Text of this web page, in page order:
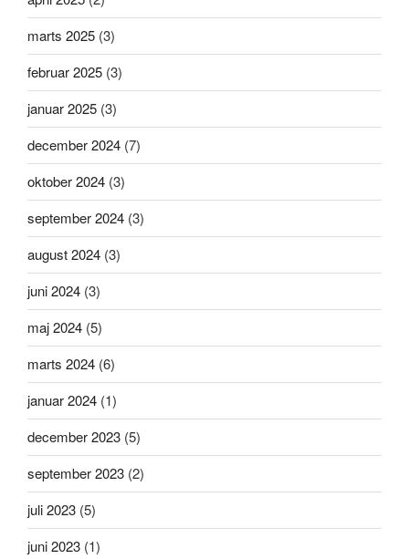
marts 2025 (3)
februar 2025 (3)
januar 2025 (3)
december 2024 (7)
oktober 2024 (3)
september 2024 (3)
august 2024 (3)
juni 2024 (3)
maj 2024 (5)
marts 2024 (6)
januar 2024 (1)
december 2023 (5)
september 2023 (2)
juli 2023 (5)
juni 2023 (1)